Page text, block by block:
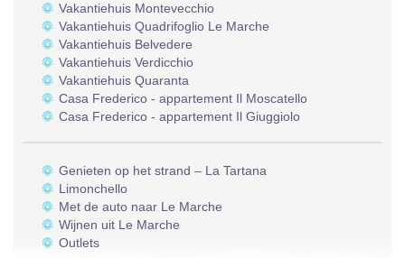
Vakantiehuis Montevecchio
Vakantiehuis Quadrifoglio Le Marche
Vakantiehuis Belvedere
Vakantiehuis Verdicchio
Vakantiehuis Quaranta
Casa Frederico - appartement Il Moscatello
Casa Frederico - appartement Il Giuggiolo
Genieten op het strand – La Tartana
Limonchello
Met de auto naar Le Marche
Wijnen uit Le Marche
Outlets